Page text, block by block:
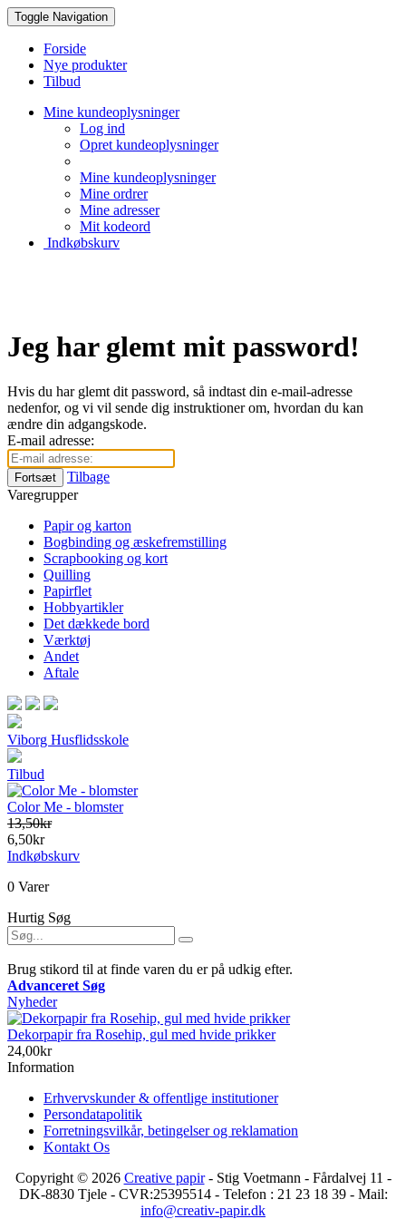
Toggle Navigation
Forside
Nye produkter
Tilbud
Mine kundeoplysninger
Log ind
Opret kundeoplysninger
Mine kundeoplysninger
Mine ordrer
Mine adresser
Mit kodeord
Indkøbskurv
Jeg har glemt mit password!
Hvis du har glemt dit password, så indtast din e-mail-adresse
nedenfor, og vi vil sende dig instruktioner om, hvordan du kan
ændre din adgangskode.
E-mail adresse:
Fortsæt
Tilbage
Varegrupper
Papir og karton
Bogbinding og æskefremstilling
Scrapbooking og kort
Quilling
Papirflet
Hobbyartikler
Det dækkede bord
Værktøj
Andet
Aftale
Viborg Husflidsskole
Tilbud
Color Me - blomster
13,50kr
6,50kr
Indkøbskurv
0 Varer
Hurtig Søg
Brug stikord til at finde varen du er på udkig efter.
Advanceret Søg
Nyheder
Dekorpapir fra Rosehip, gul med hvide prikker
24,00kr
Information
Erhvervskunder & offentlige institutioner
Persondatapolitik
Forretningsvilkår, betingelser og reklamation
Kontakt Os
Copyright © 2026 Creative papir- Stig Voetmann - Fårdalvej 11 -
DK-8830 Tjele - CVR:25395514 - Telefon : 21 23 18 39 - Mail:
info@creativ-papir.dk